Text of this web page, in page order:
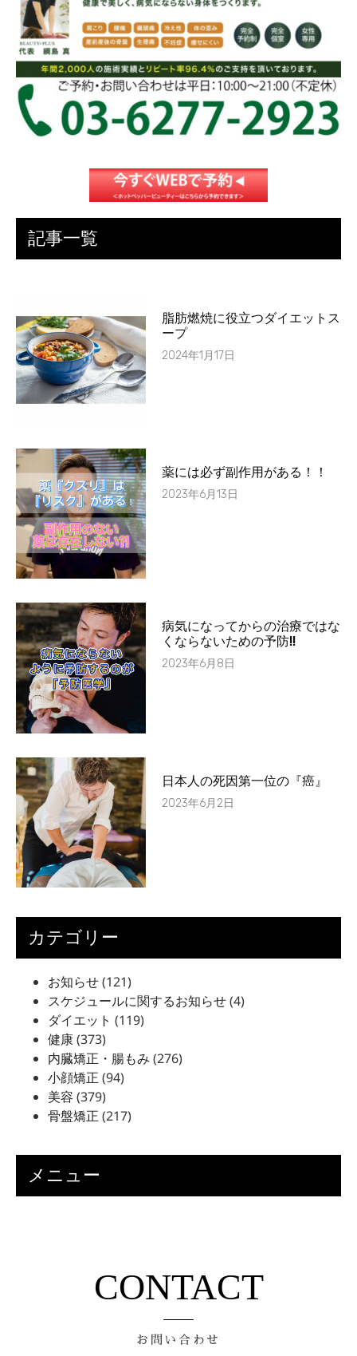
記事一覧
脂肪燃焼に役立つダイエットス
ープ
2024年1月17日
薬には必ず副作用がある！！
2023年6月13日
病気になってからの治療ではな
くならないための予防!!
2023年6月8日
日本人の死因第一位の『癌』
2023年6月2日
カテゴリー
お知らせ(121)
スケジュールに関するお知らせ(4)
ダイエット (119)
健康(373)
内臓矯正・腸もみ (276)
小顔矯正 (94)
美容 (379)
骨盤矯正 (217)
メニュー
CONTACT
お問い合わせ